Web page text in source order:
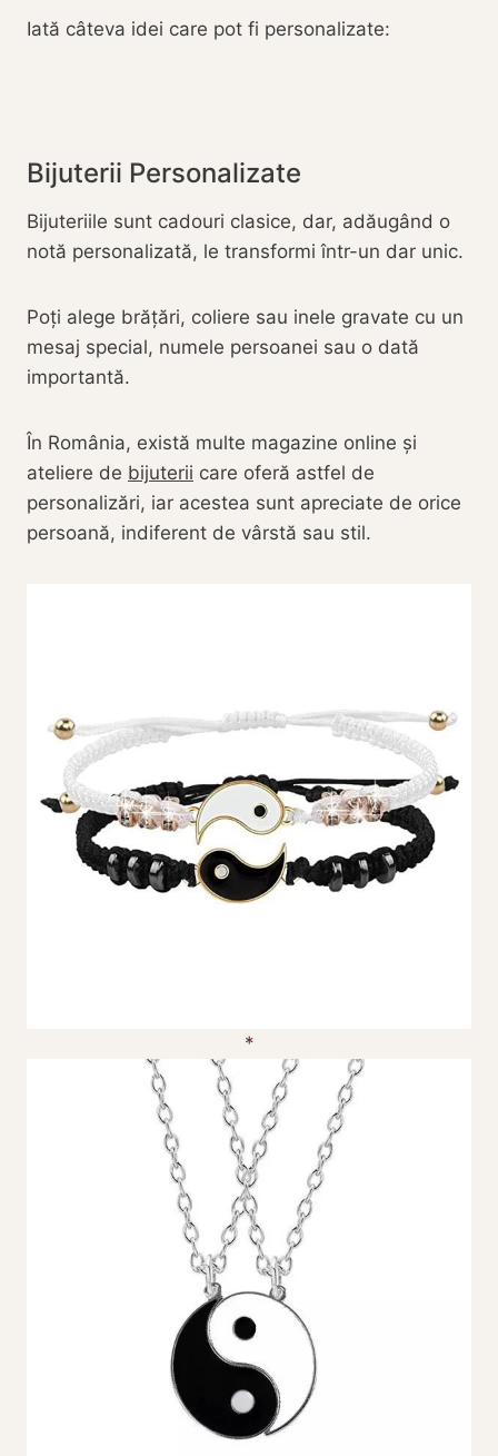
Iată câteva idei care pot fi personalizate:
Bijuterii Personalizate
Bijuteriile sunt cadouri clasice, dar, adăugând o
notă personalizată, le transformi într-un dar unic.
Poți alege brățări, coliere sau inele gravate cu un
mesaj special, numele persoanei sau o dată
importantă.
În România, există multe magazine online și
ateliere de bijuterii care oferă astfel de
personalizări, iar acestea sunt apreciate de orice
persoană, indiferent de vârstă sau stil.